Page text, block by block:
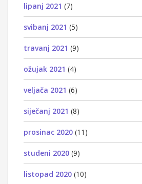
lipanj 2021 (7)
svibanj 2021 (5)
travanj 2021 (9)
ožujak 2021 (4)
veljača 2021 (6)
siječanj 2021 (8)
prosinac 2020 (11)
studeni 2020 (9)
listopad 2020 (10)